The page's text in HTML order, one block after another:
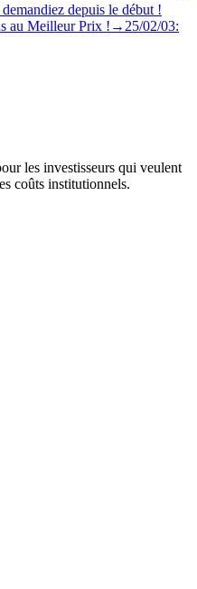
depuis le début !
au Meilleur Prix ! → 25/02/03:
les investisseurs qui veulent
coûts institutionnels.